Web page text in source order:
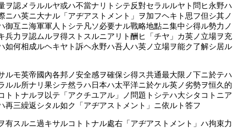
認メラルルヤ或ハ不當ナリトシテ反對セラルルヤト問ヒ永野ハ
ハ英ニ大ナル「アヂアストメント」ヲ加フヘキト思フ但シ其ノ
互ニ海軍軍人トシテ凡ソ必要ナル戰略地點ニ集中シ得ル勢力ノ
力ヲ認ムルヲ得ストスルニアリト酬ヒ「チヤ」カ英ノ立場ヲ充
何相成ルヘキヤト訴ヘ永野ハ吾人ハ英ノ立場ヲ能ク了解シ居ル
モ英帝國內各邦ノ安全感ヲ確保シ得ス共通最大限ノ下ニ於テハ
ル所ナリ果シテ然ラハ日本ハ太平洋ニ於ケル英ノ劣勢ヲ恒久的
トナルヲ以テ「アクチユアル」ノ問題トシテハ大シタコトニア
三繰返シタル如ク「アヂアストメント」ニ依ルト答フ
スルニ過キサルコトトナル處右「アヂアストメント」ハ拘束力